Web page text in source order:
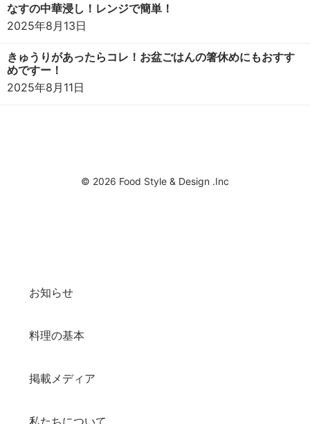
なすの中華浸し！レンジで簡単！
2025年8月13日
きゅうりがあったらコレ！お盆ごはんの箸休めにもおすす
めですー！
2025年8月11日
© 2026 Food Style & Design .Inc
お知らせ
料理の基本
掲載メディア